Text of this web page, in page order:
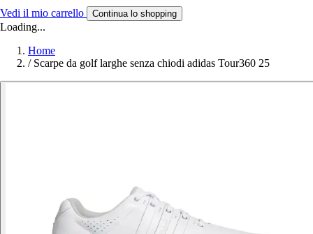
Vedi il mio carrello Continua lo shopping
Loading...
Home
/ Scarpe da golf larghe senza chiodi adidas Tour360 25